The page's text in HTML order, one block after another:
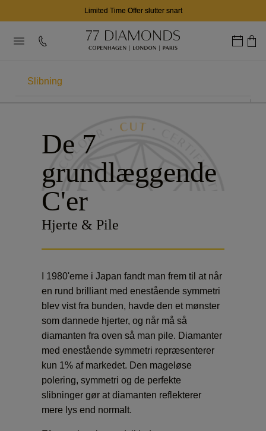
Limited Time Offer slutter snart
Farve
Klarhed
Slibning
Certificering
Pris
Fluo
De 7
grundlæggende
C'er
Hjerte & Pile
I 1980'erne i Japan fandt man frem til at når
en rund brilliant med enestående symmetri
blev vist fra bunden, havde den et mønster
som dannede hjerter, og når må så
diamanten fra oven så man pile. Diamanter
med enestående symmetri repræsenterer
kun 1% af markedet. Den mageløse
polering, symmetri og de perfekte
slibninger gør at diamanten reflekterer
mere lys end normalt.